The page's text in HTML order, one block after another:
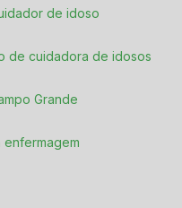
de idoso
de cuidadora de idosos
Grande
enfermagem